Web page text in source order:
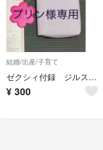
結婚/出産/子育て
ゼクシィ付録 ジルスチュアート レザー調マルチケース＆婚姻届2枚
¥ 300